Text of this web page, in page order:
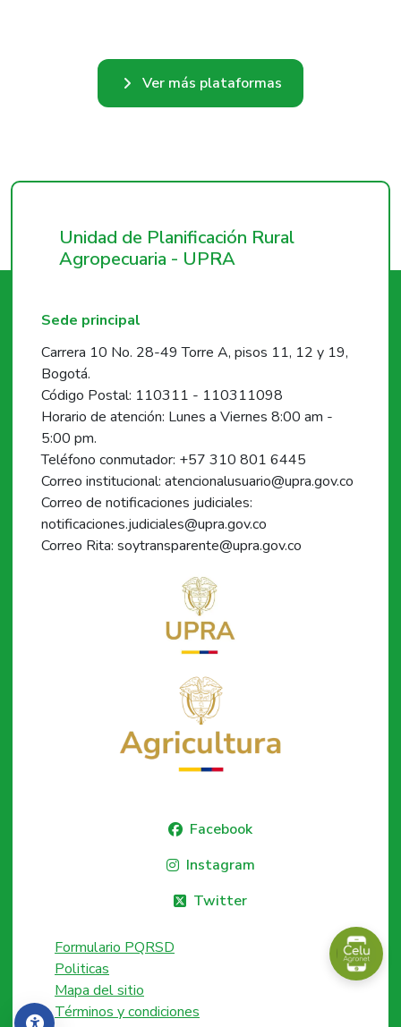
Ver más plataformas
Unidad de Planificación Rural
Agropecuaria - UPRA
Sede principal
Carrera 10 No. 28-49 Torre A, pisos 11, 12 y 19,
Bogotá.
Código Postal: 110311 - 110311098
Horario de atención: Lunes a Viernes 8:00 am -
5:00 pm.
Teléfono conmutador: +57 310 801 6445
Correo institucional: atencionalusuario@upra.gov.co
Correo de notificaciones judiciales:
notificaciones.judiciales@upra.gov.co
Correo Rita: soytransparente@upra.gov.co
Facebook
Instagram
Twitter
Formulario PQRSD
Politicas
Mapa del sitio
Términos y condiciones